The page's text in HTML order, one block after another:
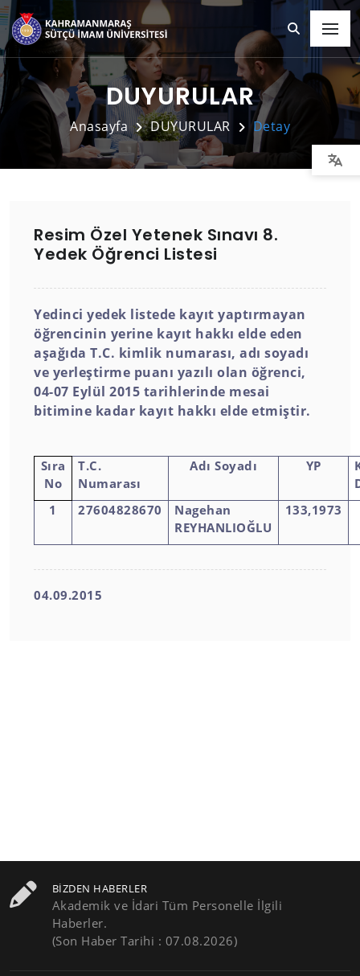
DUYURULAR
Anasayfa DUYURULAR Detay
Resim Özel Yetenek Sınavı 8.
Yedek Öğrenci Listesi
Yedinci yedek listede kayıt yaptırmayan
öğrencinin yerine kayıt hakkı elde eden
aşağıda T.C. kimlik numarası, adı soyadı
ve yerleştirme puanı yazılı olan öğrenci,
04-07 Eylül 2015 tarihlerinde mesai
bitimine kadar kayıt hakkı elde etmiştir.
Sıra
No
T.C.
Numarası
Adı Soyadı YP
1
27604828670
Nagehan
REYHANLIOĞLU
133,1973
04.09.2015
BIZDEN HABERLER
Akademik ve İdari Tüm Personelle İlgili
Haberler.
(Son Haber Tarihi : 07.08.2026)